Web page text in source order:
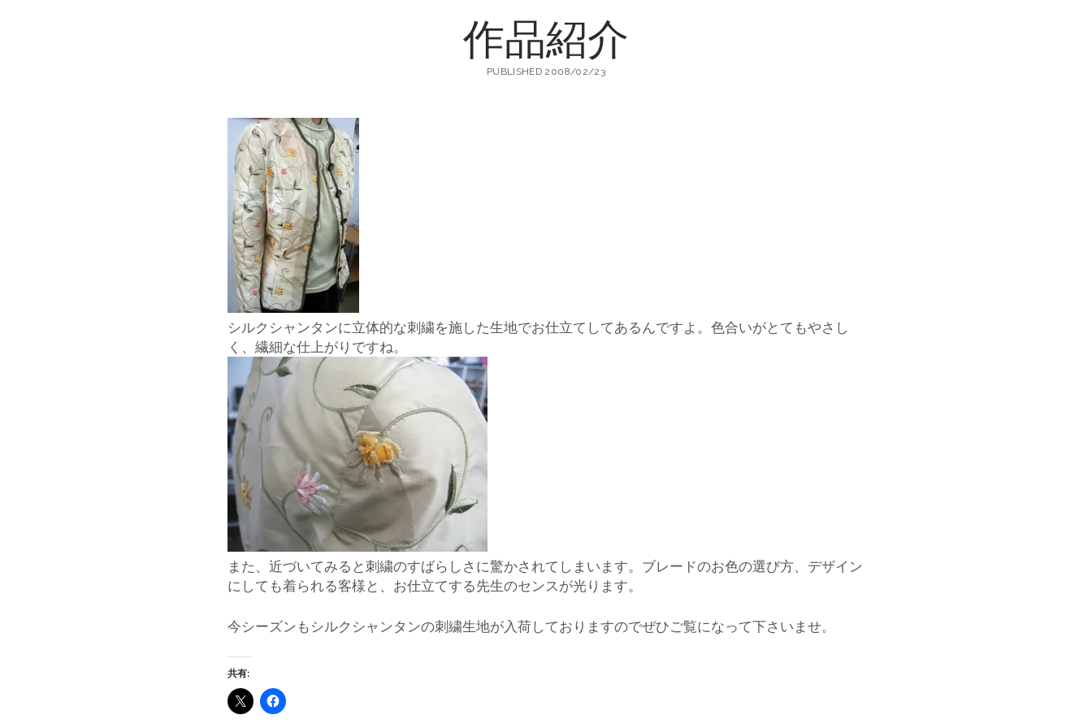
生
地
店
輸
入
婦
人
服
作品紹介
PUBLISHED 2008/02/23
シルクシャンタンに立体的な刺繍を施した生地でお仕立てしてあるんですよ。色合いがとてもやさし
く、繊細な仕上がりですね。
また、近づいてみると刺繍のすばらしさに驚かされてしまいます。ブレードのお色の選び方、デザイン
にしても着られる客様と、お仕立てする先生のセンスが光ります。
今シーズンもシルクシャンタンの刺繍生地が入荷しておりますのでぜひご覧になって下さいませ。
共有: